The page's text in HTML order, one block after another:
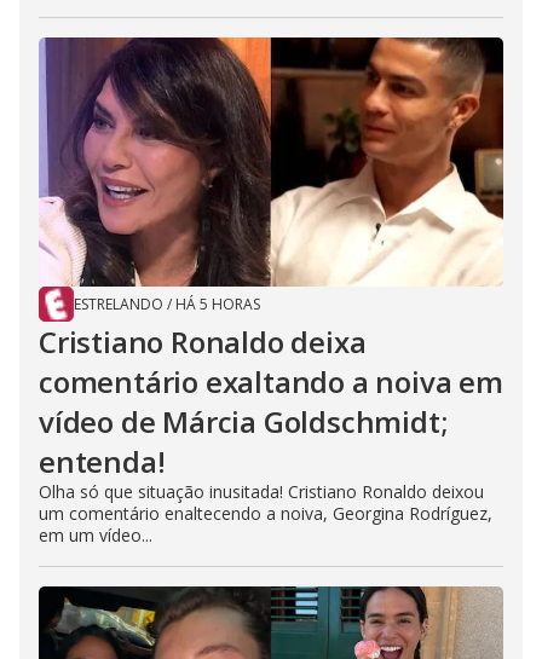
ESTRELANDO / HÁ 5 HORAS
Cristiano Ronaldo deixa
comentário exaltando a noiva em
vídeo de Márcia Goldschmidt;
entenda!
Olha só que situação inusitada! Cristiano Ronaldo deixou
um comentário enaltecendo a noiva, Georgina Rodríguez,
em um vídeo...